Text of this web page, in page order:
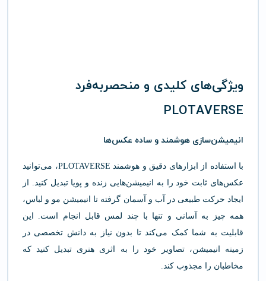
ویژگی‌های کلیدی و منحصربه‌فرد
PLOTAVERSE
انیمیشن‌سازی هوشمند و ساده عکس‌ها
با استفاده از ابزارهای دقیق و هوشمند PLOTAVERSE، می‌توانید
عکس‌های ثابت خود را به انیمیشن‌هایی زنده و پویا تبدیل کنید. از
ایجاد حرکت طبیعی در آب و آسمان گرفته تا انیمیشن مو و لباس،
همه چیز به آسانی و تنها با چند لمس قابل انجام است. این
قابلیت به شما کمک می‌کند تا بدون نیاز به دانش تخصصی در
زمینه انیمیشن، تصاویر خود را به اثری هنری تبدیل کنید که
مخاطبان را مجذوب کند.